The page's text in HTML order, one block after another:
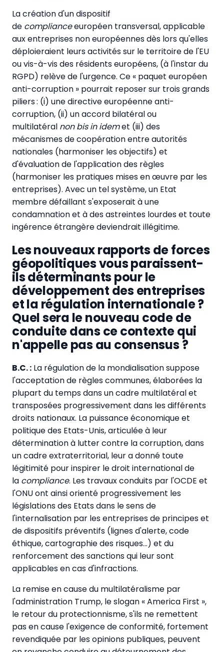
La création d'un dispositif
de complianceeuropéen transversal, applicable
aux entreprises non européennes dès lors qu'elles
déploieraient leurs activités sur le territoire de l'EU
ou vis-à-vis des résidents européens, (à l'instar du
RGPD) relève de l'urgence. Ce « paquet européen
anti-corruption » pourrait reposer sur trois grands
piliers : (i) une directive européenne anti-
corruption, (ii) un accord bilatéral ou
multilatéral non bis in idemet (iii) des
mécanismes de coopération entre autorités
nationales (harmoniser les objectifs) et
d'évaluation de l'application des règles
(harmoniser les pratiques mises en œuvre par les
entreprises). Avec un tel système, un Etat
membre défaillant s'exposerait à une
condamnation et à des astreintes lourdes et toute
ingérence étrangère deviendrait illégitime.
Les nouveaux rapports de forces
géopolitiques vous paraissent-
ils déterminants pour le
développement des entreprises
et la régulation internationale ?
Quel sera le nouveau code de
conduite dans ce contexte qui
n'appelle pas au consensus ?
B.C. : La régulation de la mondialisation suppose
l'acceptation de règles communes, élaborées la
plupart du temps dans un cadre multilatéral et
transposées progressivement dans les différents
droits nationaux. La puissance économique et
politique des Etats-Unis, articulée à leur
détermination à lutter contre la corruption, dans
un cadre extraterritorial, leur a donné toute
légitimité pour inspirer le droit international de
la compliance. Les travaux conduits par l'OCDE et
l'ONU ont ainsi orienté progressivement les
législations des Etats dans le sens de
l'internalisation par les entreprises de principes et
de dispositifs préventifs (lignes d'alerte, code
éthique, cartographie des risques…) et du
renforcement des sanctions qui leur sont
applicables en cas d'infractions.
La remise en cause du multilatéralisme par
l'administration Trump, le slogan « America First »,
le retour du protectionnisme, s'ils ne remettent
pas en cause l'exigence de conformité, fortement
revendiquée par les opinions publiques, peuvent